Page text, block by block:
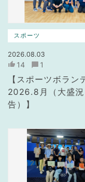
スポーツ
2026.08.03
14 1
【スポーツボラン
2026.8月（大盛況
告）】